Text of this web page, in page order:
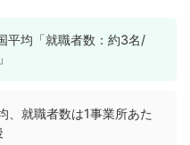
平均「就職者数：約3名/
就職者数は1事業所あた